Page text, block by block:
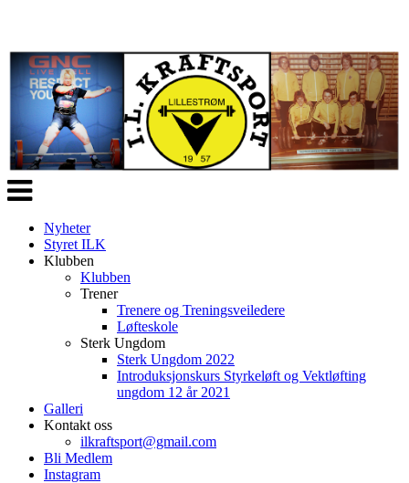
Veksle
navigasjon
Nyheter
Styret ILK
Klubben
Klubben
Trener
Trenere og Treningsveiledere
Løfteskole
Sterk Ungdom
Sterk Ungdom 2022
Introduksjonskurs Styrkeløft og Vektløfting
ungdom 12 år 2021
Galleri
Kontakt oss
ilkraftsport@gmail.com
Bli Medlem
Instagram